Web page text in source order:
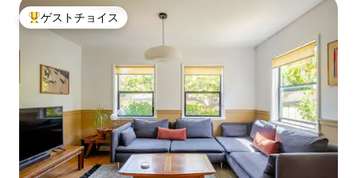
大好評のゲストチョイスです。
ゲストチョイス